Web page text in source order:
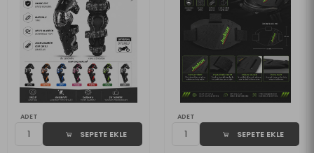
ADET
SEPETE EKLE
ADET
SEPETE EKLE